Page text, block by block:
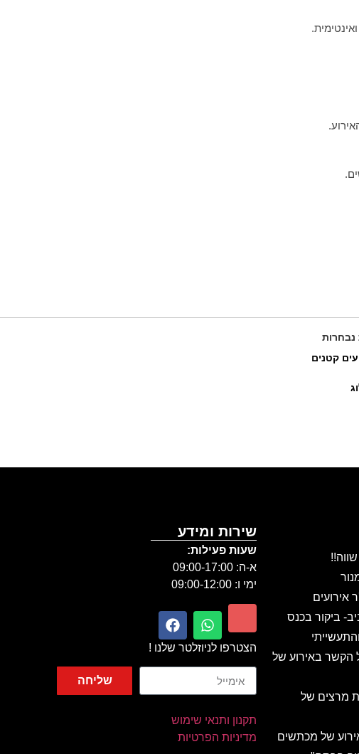
נבחרות
קטנים
אירועים
ביקור בכנס
הקשר באירוע של
מרצים של
של מכתשים
שירות ומידע
שעות פעילות:
א-ה: 09:00-17:00
ימי ו: 09:00-12:00
הצטרפו לניוזלטר שלנו !
שליחה
תקנון ותנאי שימוש
מדיניות הפרטיות